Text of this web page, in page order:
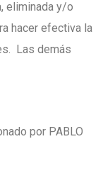
eliminada y/o
hacer efectiva la
Las demás
por PABLO